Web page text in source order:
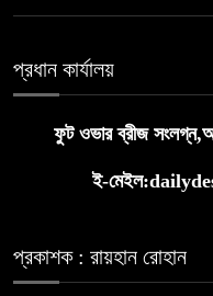
প্রধান কার্যালয়
ফুট ওভার ব্রীজ
ই-
প্রকাশক : রায়হান রোহান